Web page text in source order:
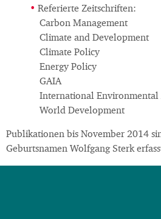
Referierte Zeitschriften:
Carbon Management
Climate and Development
Climate Policy
Energy Policy
GAIA
International Environmental
World Development
Publikationen bis November 2014
Geburtsnamen Wolfgang Sterk